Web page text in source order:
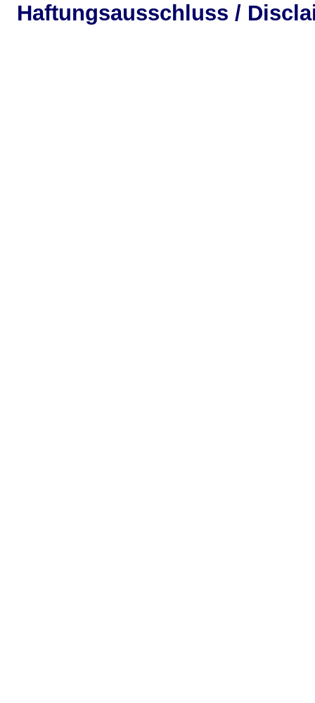
Haftungsausschluss /